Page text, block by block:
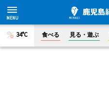
34°C 食べる 見る・遊ぶ